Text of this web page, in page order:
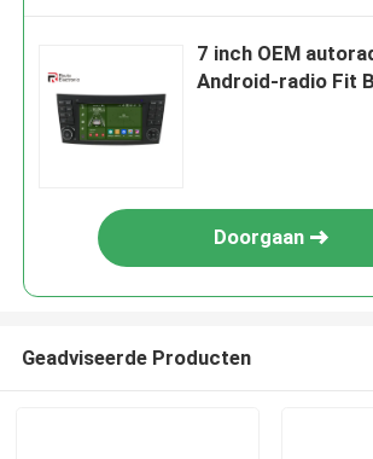
7 inch OEM
Android-radio Fit
Doorgaan
Geadviseerde Producten